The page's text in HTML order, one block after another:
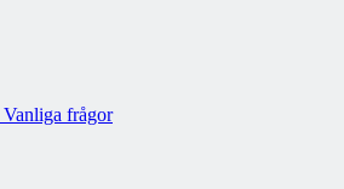
frågor